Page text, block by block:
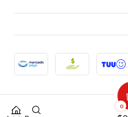
0
2026 Santo Games.
Todos los derechos reservados.